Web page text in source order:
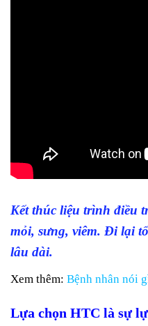
Kết thúc liệu trình điều
mỏi, sưng, viêm. Đi lại
lâu dài.
Xem thêm: Bệnh nhân nói
Lựa chọn HTC là sự